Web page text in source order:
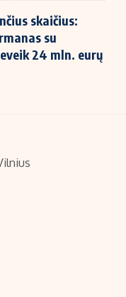
skaičius:
su
24 mln. eurų